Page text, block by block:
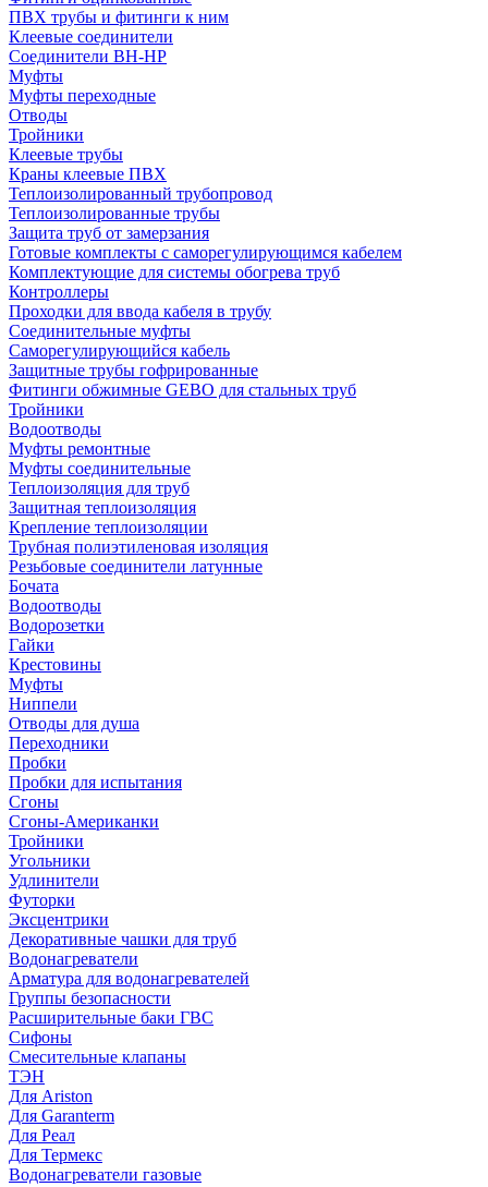
ПВХ трубы и фитинги к ним
Клеевые соединители
Соединители ВН-НР
Муфты
Муфты переходные
Отводы
Тройники
Клеевые трубы
Краны клеевые ПВХ
Теплоизолированный трубопровод
Теплоизолированные трубы
Защита труб от замерзания
Готовые комплекты с саморегулирующимся кабелем
Комплектующие для системы обогрева труб
Контроллеры
Проходки для ввода кабеля в трубу
Соединительные муфты
Саморегулирующийся кабель
Защитные трубы гофрированные
Фитинги обжимные GEBO для стальных труб
Тройники
Водоотводы
Муфты ремонтные
Муфты соединительные
Теплоизоляция для труб
Защитная теплоизоляция
Крепление теплоизоляции
Трубная полиэтиленовая изоляция
Резьбовые соединители латунные
Бочата
Водоотводы
Водорозетки
Гайки
Крестовины
Муфты
Ниппели
Отводы для душа
Переходники
Пробки
Пробки для испытания
Сгоны
Сгоны-Американки
Тройники
Угольники
Удлинители
Футорки
Эксцентрики
Декоративные чашки для труб
Водонагреватели
Арматура для водонагревателей
Группы безопасности
Расширительные баки ГВС
Сифоны
Смесительные клапаны
ТЭН
Для Ariston
Для Garanterm
Для Реал
Для Термекс
Водонагреватели газовые